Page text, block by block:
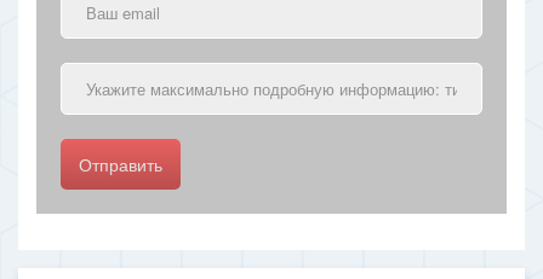
Отправить